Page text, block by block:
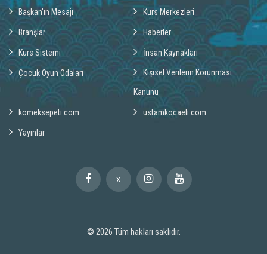
Başkan'ın Mesajı Kurs Merkezleri
Branşlar Haberler
Kurs Sistemi İnsan Kaynakları
Çocuk Oyun Odaları Kişisel Verilerin Korunması
Kanunu
komeksepeti.com ustamkocaeli.com
Yayınlar
X
© 2026 Tüm hakları saklıdır.